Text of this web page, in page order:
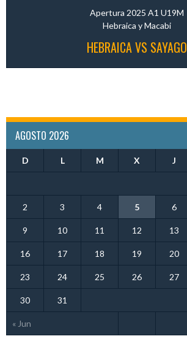
Apertura 2025 A1 U19M
Hebraica y Macabi
HEBRAICA VS SAYAGO
AGOSTO 2026
D L M X J
« Jun
2 3 4 5 6
9 10 11 12 13
16 17 18 19 20
23 24 25 26 27
30 31